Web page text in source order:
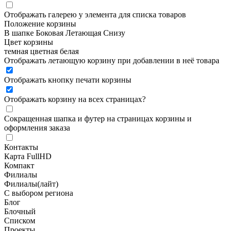
Отображать галерею у элемента для списка товаров
Положение корзины
В шапке Боковая Летающая Снизу
Цвет корзины
темная цветная белая
Отображать летающую корзину при добавлении в неё товара
Отображать кнопку печати корзины
Отображать корзину на всех страницах?
Сокращенная шапка и футер на страницах корзины и
оформления заказа
Контакты
Карта FullHD
Компакт
Филиалы
Филиалы(лайт)
С выбором региона
Блог
Блочный
Списком